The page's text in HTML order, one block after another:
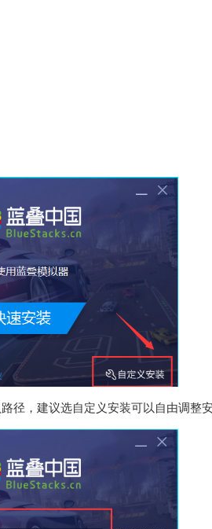
径，建议选自定义安装可以自由调整